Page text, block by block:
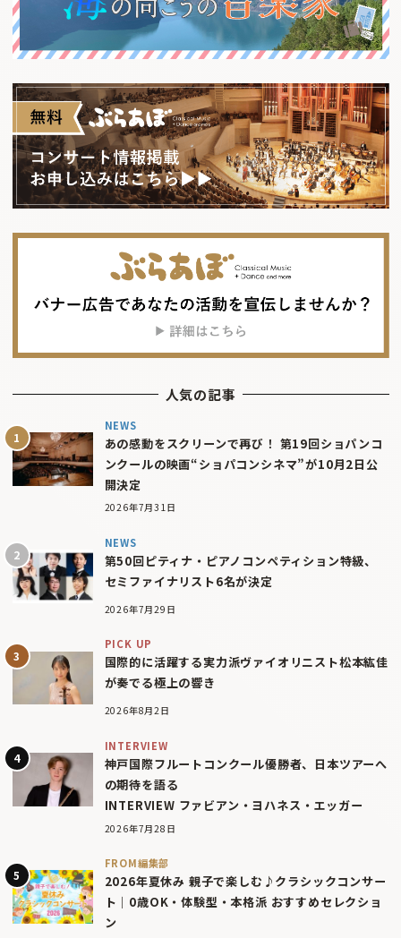
人気の記事
NEWS
あの感動をスクリーンで再び！ 第19回ショパンコ
ンクールの映画“ショパコンシネマ”が10月2日公
開決定
2026年7月31日
NEWS
第50回ピティナ・ピアノコンペティション特級、
セミファイナリスト6名が決定
2026年7月29日
PICK UP
国際的に活躍する実力派ヴァイオリニスト松本紘佳
が奏でる極上の響き
2026年8月2日
INTERVIEW
神戸国際フルートコンクール優勝者、日本ツアーへ
の期待を語る
INTERVIEW ファビアン・ヨハネス・エッガー
2026年7月28日
FROM編集部
2026年夏休み 親子で楽しむ♪クラシックコンサー
ト｜0歳OK・体験型・本格派 おすすめセレクショ
ン